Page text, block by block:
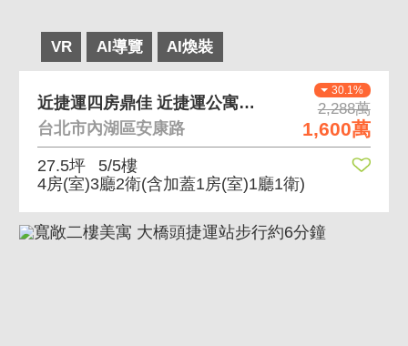
VR AI導覽 AI煥裝
30.1%
2,288萬
1,600萬
近捷運四房鼎佳 近捷運公寓頂加、機能便利
台北市內湖區安康路
27.5坪
5/5樓
4房(室)3廳2衛(含加蓋1房(室)1廳1衛)